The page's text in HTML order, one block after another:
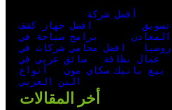
أفضل شركة
تسويق
افضل جهاز كشف
المعادن
برامج سياحة في
روسيا
افضل محامي شركات في
عمال نظافة
سائق عربي في
بيع باتيك سكاي مون
أنواع
البن العربي
أخر المقالات